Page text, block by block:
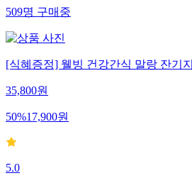
509명 구매중
[식혜증정] 웰빙 건강간식 말랑 잔기
35,800원
50%17,900원
5.0